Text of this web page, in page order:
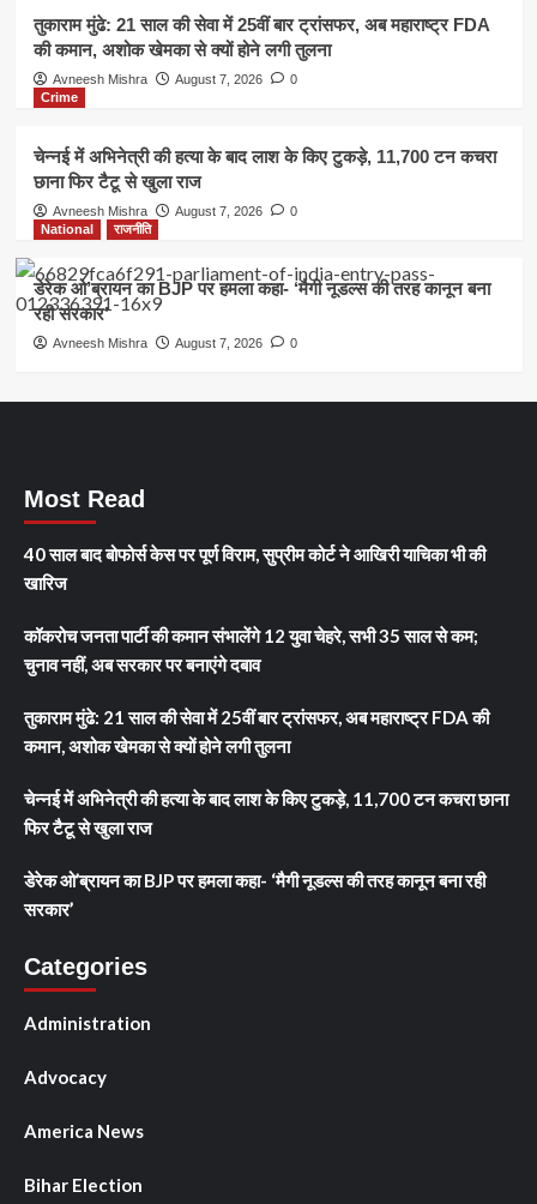
तुकाराम मुंढे: 21 साल की सेवा में 25वीं बार ट्रांसफर, अब महाराष्ट्र FDA
की कमान, अशोक खेमका से क्यों होने लगी तुलना
Avneesh Mishra August 7, 2026
0
Crime
चेन्नई में अभिनेत्री की हत्या के बाद लाश के किए टुकड़े, 11,700 टन कचरा
छाना फिर टैटू से खुला राज
Avneesh Mishra August 7, 2026
0
National
राजनीति
डेरेक ओ’ब्रायन का BJP पर हमला कहा- ‘मैगी नूडल्स की तरह कानून बना
रही सरकार’
Avneesh Mishra August 7, 2026 0
Most Read
40 साल बाद बोफोर्स केस पर पूर्ण विराम, सुप्रीम कोर्ट ने आखिरी याचिका भी की
खारिज
कॉकरोच जनता पार्टी की कमान संभालेंगे 12 युवा चेहरे, सभी 35 साल से कम;
चुनाव नहीं, अब सरकार पर बनाएंगे दबाव
तुकाराम मुंढे: 21 साल की सेवा में 25वीं बार ट्रांसफर, अब महाराष्ट्र FDA की
कमान, अशोक खेमका से क्यों होने लगी तुलना
चेन्नई में अभिनेत्री की हत्या के बाद लाश के किए टुकड़े, 11,700 टन कचरा छाना
फिर टैटू से खुला राज
डेरेक ओ’ब्रायन का BJP पर हमला कहा- ‘मैगी नूडल्स की तरह कानून बना रही
सरकार’
Categories
Administration
Advocacy
America News
Bihar Election